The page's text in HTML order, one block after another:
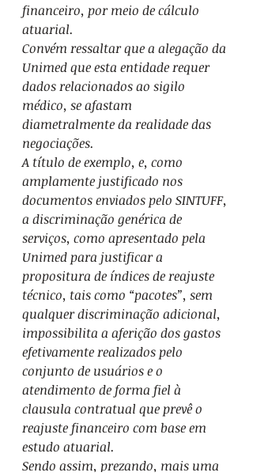
financeiro, por meio de cálculo
atuarial.
Convém ressaltar que a alegação da
Unimed que esta entidade requer
dados relacionados ao sigilo
médico, se afastam
diametralmente da realidade das
negociações.
A título de exemplo, e, como
amplamente justificado nos
documentos enviados pelo SINTUFF,
a discriminação genérica de
serviços, como apresentado pela
Unimed para justificar a
propositura de índices de reajuste
técnico, tais como “pacotes”, sem
qualquer discriminação adicional,
impossibilita a aferição dos gastos
efetivamente realizados pelo
conjunto de usuários e o
atendimento de forma fiel à
clausula contratual que prevê o
reajuste financeiro com base em
estudo atuarial.
Sendo assim, prezando, mais uma